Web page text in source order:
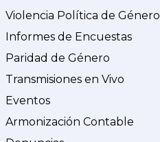
Violencia Política de Género
Informes de Encuestas
Paridad de Género
Transmisiones en Vivo
Eventos
Armonización Contable